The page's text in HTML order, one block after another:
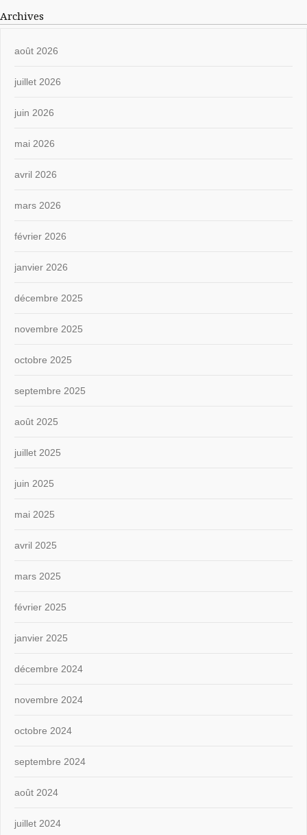
Archives
août 2026
juillet 2026
juin 2026
mai 2026
avril 2026
mars 2026
février 2026
janvier 2026
décembre 2025
novembre 2025
octobre 2025
septembre 2025
août 2025
juillet 2025
juin 2025
mai 2025
avril 2025
mars 2025
février 2025
janvier 2025
décembre 2024
novembre 2024
octobre 2024
septembre 2024
août 2024
juillet 2024